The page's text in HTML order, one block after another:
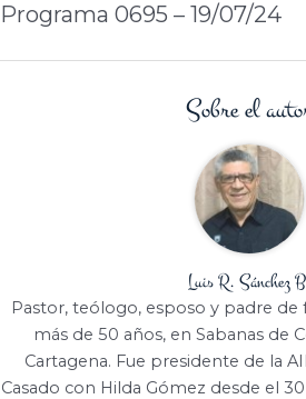
Programa 0695 – 19/07/24
Sobre el
Luis R. Sánchez
Pastor, teólogo, esposo y padre de
más de 50 años, en Sabanas de
Cartagena. Fue presidente de la
Casado con Hilda Gómez desde el